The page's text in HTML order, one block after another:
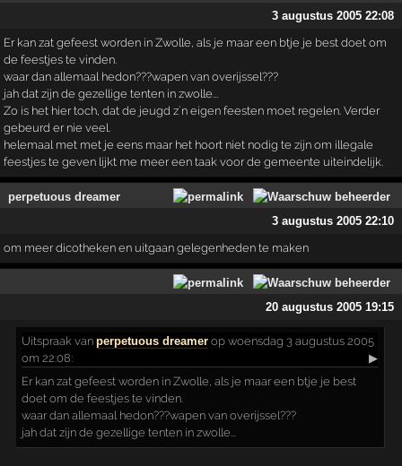
3 augustus 2005 22:08
Er kan zat gefeest worden in Zwolle, als je maar een btje je best doet om
de feestjes te vinden.
waar dan allemaal hedon???wapen van overijssel???
jah dat zijn de gezellige tenten in zwolle...
Zo is het hier toch, dat de jeugd z´n eigen feesten moet regelen. Verder
gebeurd er nie veel.
helemaal met met je eens maar het hoort niet nodig te zijn om illegale
feestjes te geven lijkt me meer een taak voor de gemeente uiteindelijk.
perpetuous dreamer
3 augustus 2005 22:10
om meer dicotheken en uitgaan gelegenheden te maken
20 augustus 2005 19:15
Uitspraak vanperpetuous dreamer op woensdag 3 augustus 2005
om 22:08:
▶
Er kan zat gefeest worden in Zwolle, als je maar een btje je best
doet om de feestjes te vinden.
waar dan allemaal hedon???wapen van overijssel???
jah dat zijn de gezellige tenten in zwolle...